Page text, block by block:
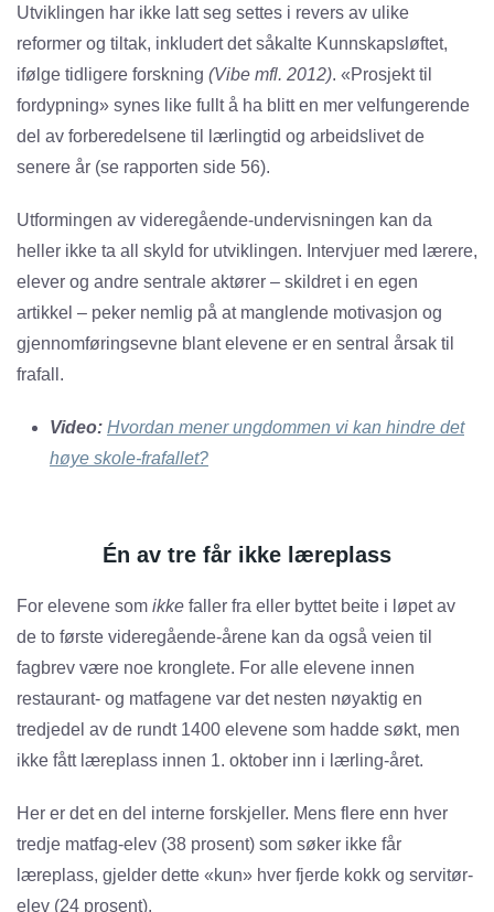
Utviklingen har ikke latt seg settes i revers av ulike
reformer og tiltak, inkludert det såkalte Kunnskapsløftet,
ifølge tidligere forskning (Vibe mfl. 2012). «Prosjekt til
fordypning» synes like fullt å ha blitt en mer velfungerende
del av forberedelsene til lærlingtid og arbeidslivet de
senere år (se rapporten side 56).
Utformingen av videregående-undervisningen kan da
heller ikke ta all skyld for utviklingen. Intervjuer med lærere,
elever og andre sentrale aktører – skildret i en egen
artikkel – peker nemlig på at manglende motivasjon og
gjennomføringsevne blant elevene er en sentral årsak til
frafall.
Video: Hvordan mener ungdommen vi kan hindre det
høye skole-frafallet?
Én av tre får ikke læreplass
For elevene som ikke faller fra eller byttet beite i løpet av
de to første videregående-årene kan da også veien til
fagbrev være noe kronglete. For alle elevene innen
restaurant- og matfagene var det nesten nøyaktig en
tredjedel av de rundt 1400 elevene som hadde søkt, men
ikke fått læreplass innen 1. oktober inn i lærling-året.
Her er det en del interne forskjeller. Mens flere enn hver
tredje matfag-elev (38 prosent) som søker ikke får
læreplass, gjelder dette «kun» hver fjerde kokk og servitør-
elev (24 prosent).